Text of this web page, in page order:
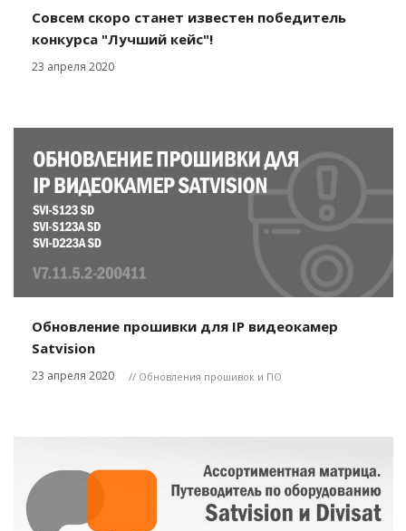
Совсем скоро станет известен победитель
конкурса "Лучший кейс"!
23 апреля 2020
Обновление прошивки для IP видеокамер
Satvision
23 апреля 2020 // Обновления прошивок и ПО